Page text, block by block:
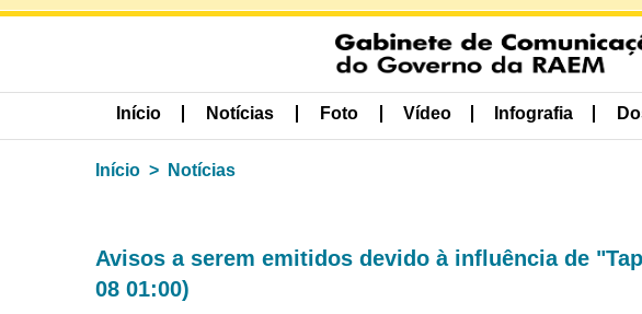
Início Notícias Foto Vídeo Infografia
Início Notícias
Avisos a serem emitidos devido à influência de
08 01:00)